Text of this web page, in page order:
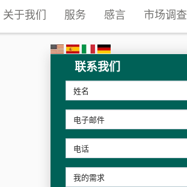
关于我们 服务 感言 市场调查
联系我们